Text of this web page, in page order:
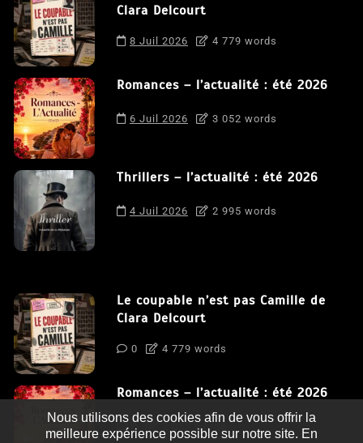
Clara Delcourt
8 Juil 2026 4 779 words
Romances – l’actualité : été 2026
6 Juil 2026 3 052 words
Thrillers – l’actualité : été 2026
4 Juil 2026 2 995 words
Le coupable n’est pas Camille de
Clara Delcourt
0 4 779 words
Romances – l’actualité : été 2026
0 3 052 words
Nous utilisons des cookies afin de vous offrir la
meilleure expérience possible sur notre site. En